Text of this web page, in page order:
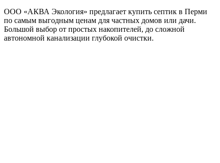
ООО «АКВА Экология» предлагает купить септик в Перми
по самым выгодным ценам для частных домов или дачи.
Большой выбор от простых накопителей, до сложной
автономной канализации глубокой очистки.